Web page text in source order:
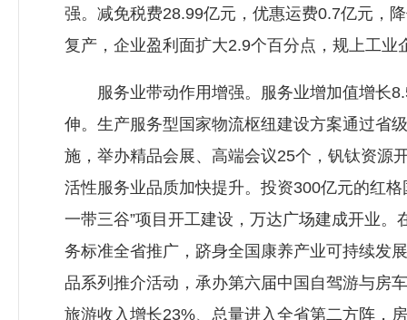
强。减免税费28.99亿元，优惠运费0.7亿元，
复产，企业盈利面扩大2.9个百分点，规上工
服务业带动作用增强。服务业增加值增长
伸。生产服务型国家物流枢纽建设方案通过省
施，举办精品会展、高端会议25个，钒钛资源
活性服务业品质加快提升。投资300亿元的红
一带三谷”项目开工建设，万达广场建成开业
务标准全省推广，跻身全国康养产业可持续发
品系列推介活动，承办第六届中国自驾游与房
旅游收入增长23%、总量进入全省第二方阵，